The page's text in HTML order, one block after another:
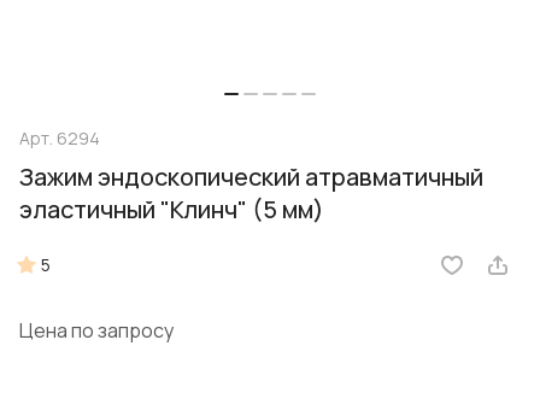
Арт. 6294
Зажим эндоскопический атравматичный
эластичный "Клинч" (5 мм)
5
Цена по запросу